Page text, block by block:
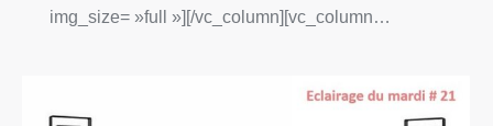
img_size= »full »][/vc_column][vc_column…